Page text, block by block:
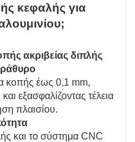
κεφαλής για
ακριβείας διπλής
κοπής έως 0,1 mm,
εξασφαλίζοντας τέλεια
πλαισίου.
και το σύστημα CNC